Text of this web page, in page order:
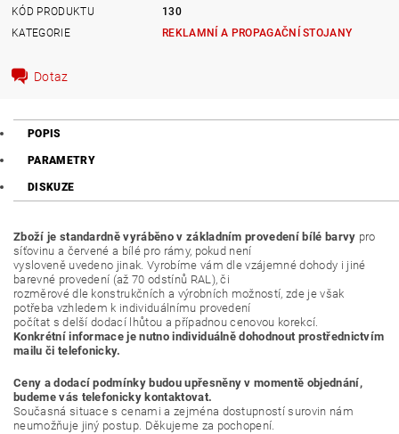
KÓD PRODUKTU
130
KATEGORIE
REKLAMNÍ A PROPAGAČNÍ STOJANY
Dotaz
POPIS
PARAMETRY
DISKUZE
Zboží je standardně vyráběno v základním provedení bílé barvy pro
síťovinu a červené a bílé pro rámy, pokud není
vysloveně uvedeno jinak. Vyrobíme vám dle vzájemné dohody i jiné
barevné provedení (až 70 odstínů RAL), či
rozměrové dle konstrukčních a výrobních možností, zde je však
potřeba vzhledem k individuálnímu provedení
počítat s delší dodací lhůtou a případnou cenovou korekcí.
Konkrétní informace je nutno individuálně dohodnout prostřednictvím
mailu či telefonicky.
Ceny a dodací podmínky budou upřesněny v momentě objednání,
budeme vás telefonicky kontaktovat.
Současná situace s cenami a zejména dostupností surovin nám
neumožňuje jiný postup. Děkujeme za pochopení.